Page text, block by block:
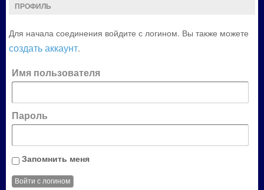
ПРОФИЛЬ
Для начала соединения войдите с логином. Вы также можете
создать аккаунт.
Имя пользователя
Пароль
Запомнить меня